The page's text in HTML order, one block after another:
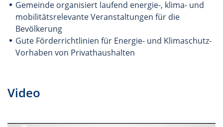
Gemeinde organisiert laufend energie-, klima- und
mobilitätsrelevante Veranstaltungen für die
Bevölkerung
Gute Förderrichtlinien für Energie- und Klimaschutz-
Vorhaben von Privathaushalten
Video